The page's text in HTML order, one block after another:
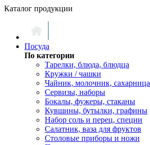
Каталог продукции
Посуда
По категории
Тарелки, блюда, блюдца
Кружки / чашки
Чайник, молочник, сахарница
Сервизы, наборы
Бокалы, фужеры, стаканы
Кувшины, бутылки, графины
Набор соль и перец, специи
Салатник, ваза для фруктов
Столовые приборы и ножи